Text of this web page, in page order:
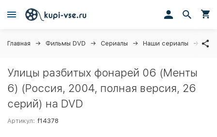
Главная Фильмы DVD Сериалы Наши сериалы
Улицы разбитых фонарей 06 (Менты
6) (Россия, 2004, полная версия, 26
серий) на DVD
Артикул: f14378